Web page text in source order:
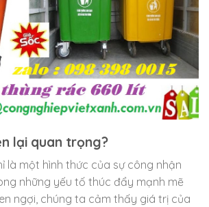
lại quan trọng?
là một hình thức của sự công nhận
những yếu tố thúc đẩy mạnh mẽ
ngợi, chúng ta cảm thấy giá trị của